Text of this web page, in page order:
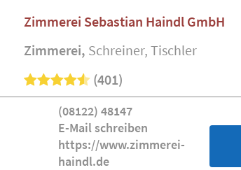
Zimmerei Sebastian Haindl GmbH
Zimmerei Schreiner Tischler
(401)
(08122) 48147
E-Mail schreiben
https://www.zimmerei-
haindl.de